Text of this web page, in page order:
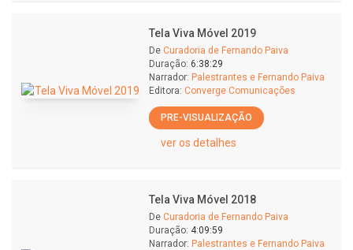
Tela Viva Móvel 2019
De Curadoria de Fernando Paiva
Duração: 6:38:29
Narrador: Palestrantes e Fernando Paiva
Editora: Converge Comunicações
PRE-VISUALIZAÇÃO
ver os detalhes
Tela Viva Móvel 2018
De Curadoria de Fernando Paiva
Duração: 4:09:59
Narrador: Palestrantes e Fernando Paiva